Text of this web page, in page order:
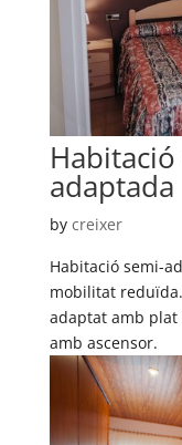
adaptada
by creixer
Habitació semi-
mobilitat
adaptat amb plat
amb ascensor.